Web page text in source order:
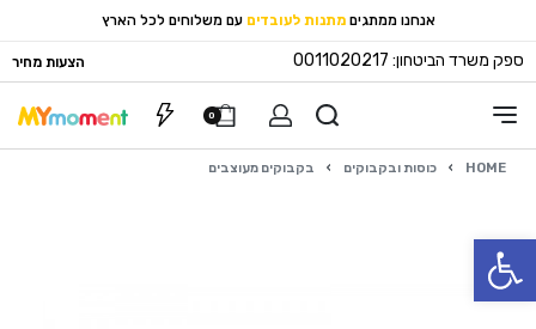
פתח סרגל נגישות
אנחנו ממתגים מתנות לעובדים עם משלוחים לכל הארץ
ספק משרד הביטחון: 0011020217 הצעות מחיר
0
HOME
› כוסות ובקבוקים › בקבוקים מעוצבים